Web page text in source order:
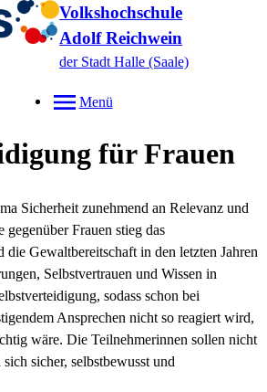
Volkshochschule
Adolf Reichwein
der Stadt Halle (Saale)
Menü
für Frauen
Sicherheit zunehmend an Relevanz und
gegenüber Frauen stieg das
die Gewaltbereitschaft in den letzten Jahren
Selbstvertrauen und Wissen in
sodass schon bei
Ansprechen nicht so reagiert wird,
wäre. Die Teilnehmerinnen sollen nicht
sicher, selbstbewusst und